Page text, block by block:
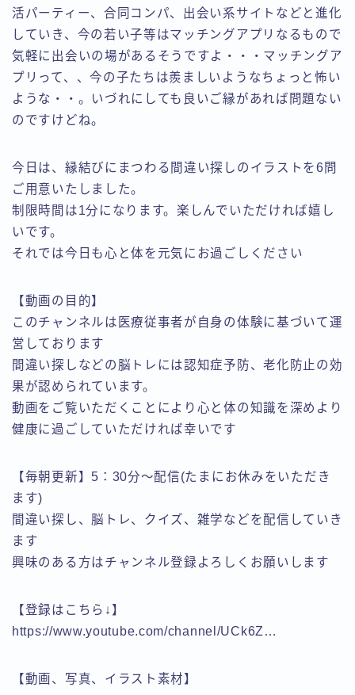
活パーティー、合同コンパ、出会い系サイトなどと進化
していき、今の若い子等はマッチングアプリなるもので
気軽に出会いの場があるそうですよ・・・マッチングア
プリって、、今の子たちは羨ましいようなちょっと怖い
ような・・。いづれにしても良いご縁があれば問題ない
のですけどね。
今日は、縁結びにまつわる間違い探しのイラストを6問
ご用意いたしました。
制限時間は1分になります。楽しんでいただければ嬉し
いです。
それでは今日も心と体を元気にお過ごしください
【動画の目的】
このチャンネルは医療従事者が自身の体験に基づいて運
営しております
間違い探しなどの脳トレには認知症予防、老化防止の効
果が認められています。
動画をご覧いただくことにより心と体の知識を深めより
健康に過ごしていただければ幸いです
【毎朝更新】5：30分～配信(たまにお休みをいただき
ます)
間違い探し、脳トレ、クイズ、雑学などを配信していき
ます
興味のある方はチャンネル登録よろしくお願いします
【登録はこちら↓】
https://www.youtube.com/channel/UCk6Z…
【動画、写真、イラスト素材】